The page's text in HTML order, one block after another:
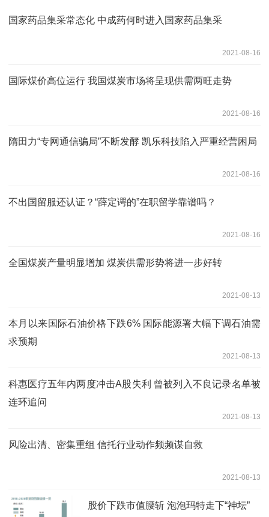
国家药品集采常态化 中成药何时进入国家药品集采
2021-08-16
国际煤价高位运行 我国煤炭市场将呈现供需两旺走势
2021-08-16
隋田力“专网通信骗局”不断发酵 凯乐科技陷入严重经营困局
2021-08-16
不出国留服还认证？“薛定谔的”在职留学靠谱吗？
2021-08-16
全国煤炭产量明显增加 煤炭供需形势将进一步好转
2021-08-13
本月以来国际石油价格下跌6% 国际能源署大幅下调石油需
求预期
2021-08-13
科惠医疗五年内两度冲击A股失利 曾被列入不良记录名单被
连环追问
2021-08-13
风险出清、密集重组 信托行业动作频频谋自救
2021-08-13
股价下跌市值腰斩 泡泡玛特走下“神坛”